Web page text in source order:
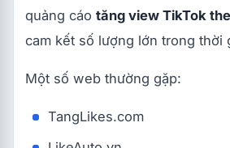
quảng cáo tăng view TikTok
cam kết số lượng lớn trong thời
Một số web thường gặp:
TangLikes.com